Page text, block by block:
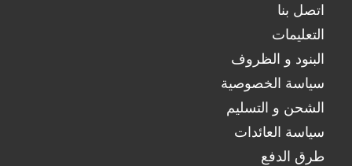
اتصل بنا
التعليمات
البنود و الظروف
سياسة الخصوصية
الشحن و التسليم
سياسة العائدات
طرق الدفع